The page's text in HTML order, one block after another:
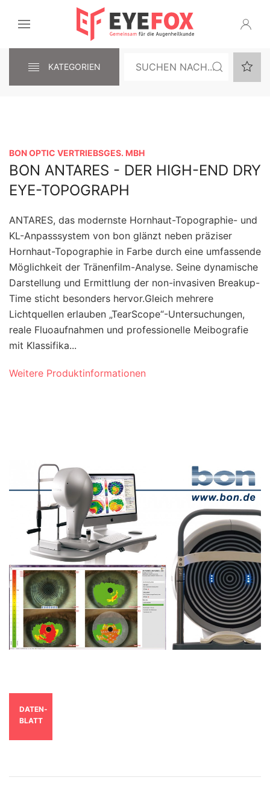
KATEGORIEN
DATEN­
BLATT
BON OPTIC VERTRIEBSGES. MBH
BON ANTARES - DER HIGH-END DRY
EYE-TOPOGRAPH
ANTARES, das modernste Hornhaut-Topographie- und
KL-Anpasssystem von bon glänzt neben präziser
Hornhaut-Topographie in Farbe durch eine umfassende
Möglichkeit der Tränenfilm-Analyse. Seine dynamische
Darstellung und Ermittlung der non-invasiven Breakup-
Time sticht besonders hervor.Gleich mehrere
Lichtquellen erlauben „TearScope“-Untersuchungen,
reale Fluoaufnahmen und professionelle Meibografie
mit Klassifika...
Weitere Produktinformationen